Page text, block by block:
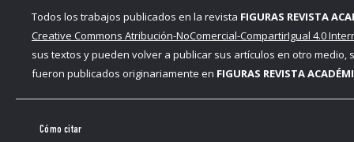
Todos los trabajos publicados en la revista FIGURAS REVISTA
Creative Commons Atribución-NoComercial-CompartirIgual 4.0
sus textos y pueden volver a publicar sus artículos en otro
fueron publicados originariamente en FIGURAS REVISTA
Cómo citar